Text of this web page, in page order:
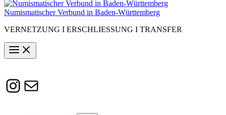
Numismatischer Verbund in Baden-Württemberg
VERNETZUNG I ERSCHLIESSUNG I TRANSFER
Instagram
Susanne.Boerner@zaw.uni-
heidelberg.de